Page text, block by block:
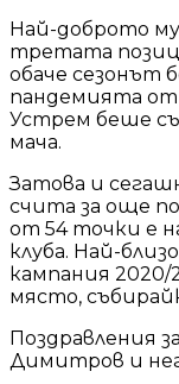
Най-доброто
третата
обаче сезонът
пандемията от
Устрем беше
мача.
Затова и
счита за още
от 54 точки е
клуба. Най-
кампания 2020/
място,
Поздравления
Димитров и